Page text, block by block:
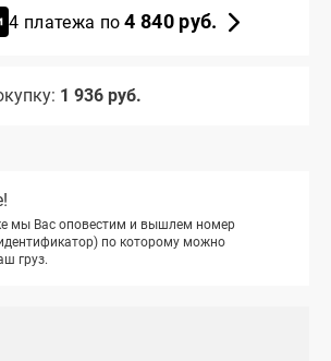
4 платежа по4 840 руб.
1 936 руб.
мы Вас оповестим и вышлем номер
по которому можно
груз.